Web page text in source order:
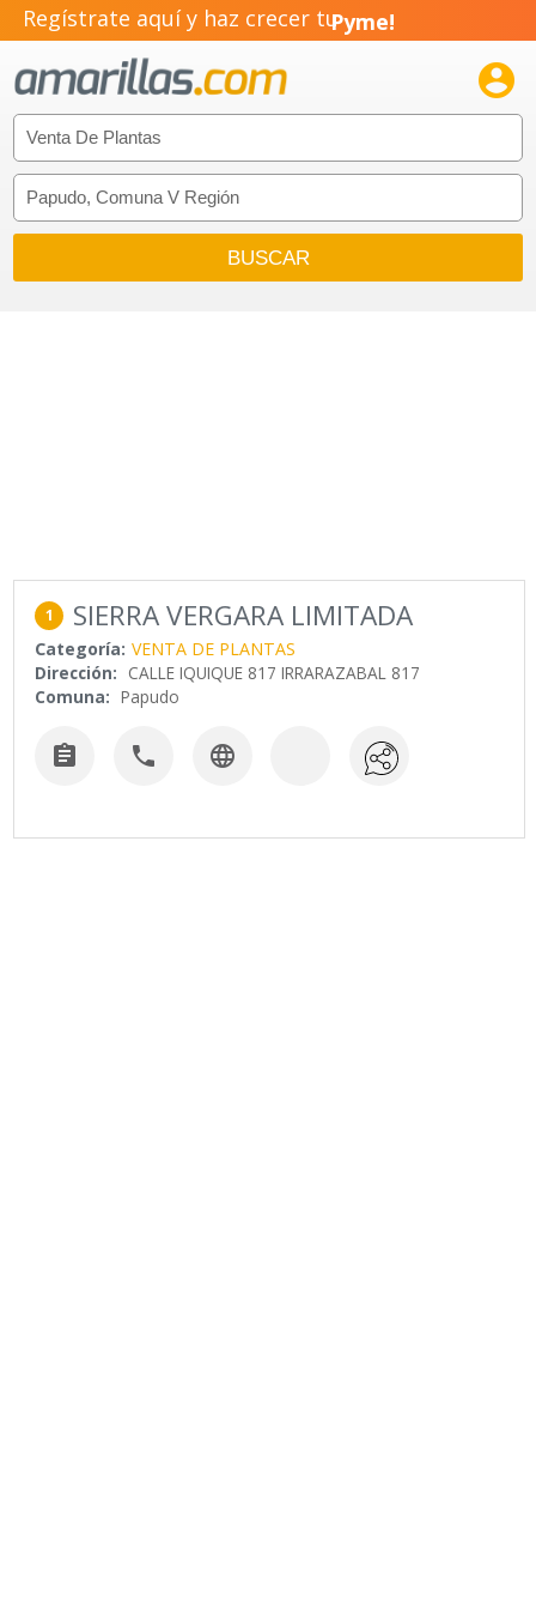
Regístrate aquí y haz crecer tuPyme!
Emprendimiento!

1 SIERRA VERGARA LIMITADA
Categoría: VENTA DE PLANTAS
Dirección: CALLE IQUIQUE 817 IRRARAZABAL 817
Comuna: Papudo
  